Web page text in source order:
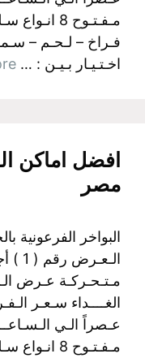
مـفـتـوح 8
فـراخ – لـحـم –
اخـتـيـار بـيـن : …
افضل اماكن
مصر
البواخر الفرعونية
مـتـحـركـة عـرض
مـفـتـوح 8